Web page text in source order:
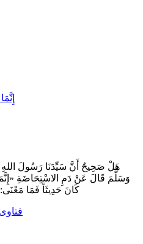
هَلْ صَحِيحٌ أَنَّ سَيِّدَنَا رَسُولَ
وَسَلَّمَ قَالَ عَنْ دَمِ الاسْتِحَاضَةِ
كَانَ حَدِيثَاً فَمَا